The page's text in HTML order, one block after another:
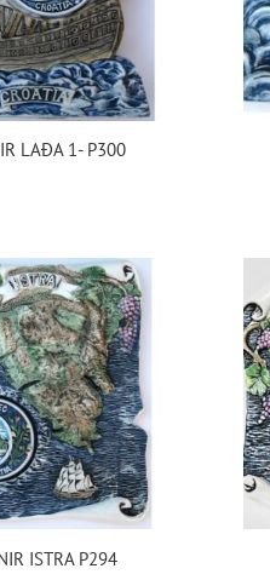
LAĐA 1- P300
ISTRA P294